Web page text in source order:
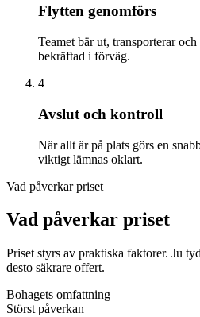
Flytten genomförs
Teamet bär ut, transporterar
bekräftad i förväg.
4
Avslut och kontroll
När allt är på plats görs en
viktigt lämnas oklart.
Vad påverkar priset
Vad påverkar priset
Priset styrs av praktiska faktorer. Ju
desto säkrare offert.
Bohagets omfattning
Störst påverkan